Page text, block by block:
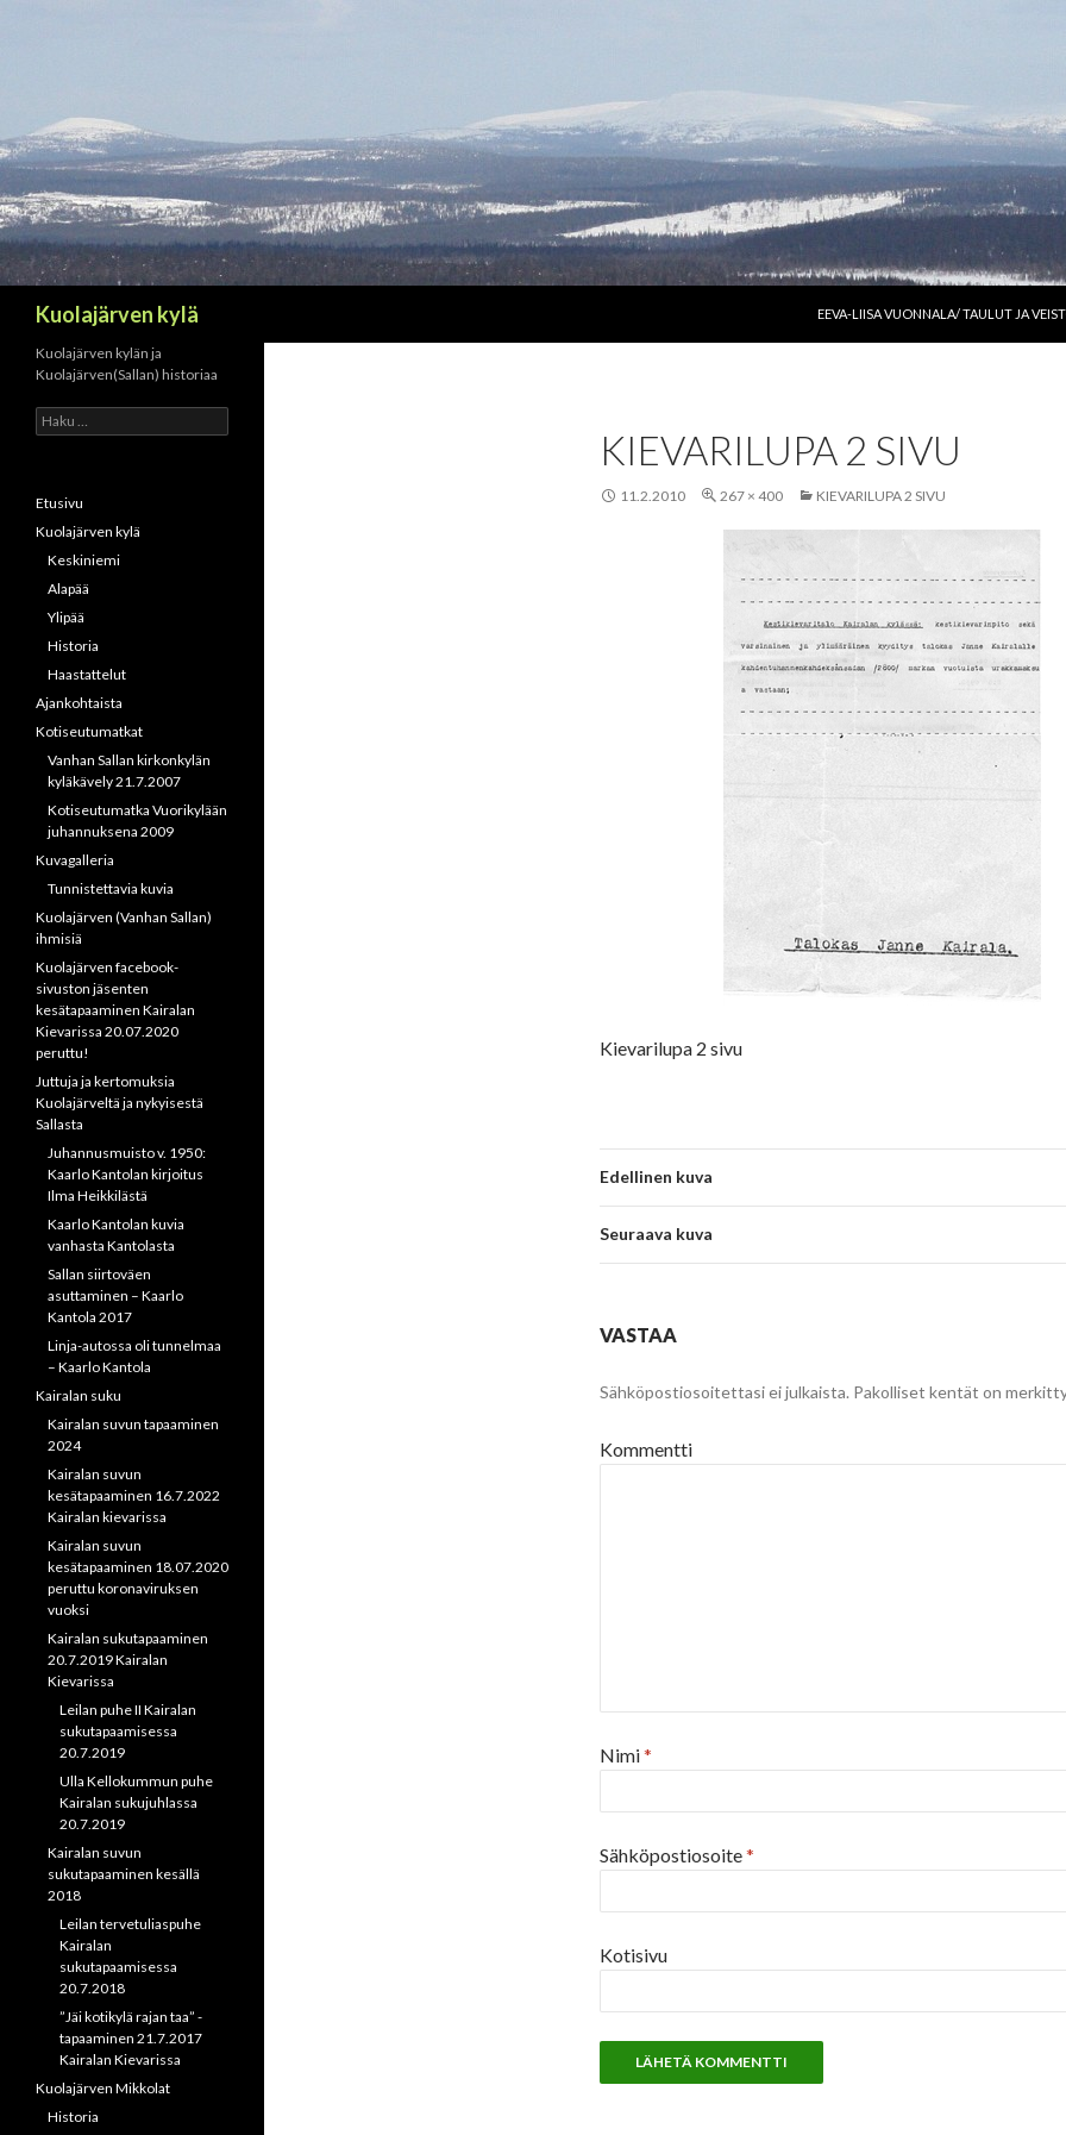
Kuolajärven kylä
EEVA-LIISA VUONNALA/ TAULUT JA
KIEVARILUPA 2 SIVU
11.2.2010 267 × 400 KIEVARILUPA 2 SIVU
Kievarilupa 2 sivu
Edellinen kuva
Seuraava kuva
VASTAA
Sähköpostiosoitettasi ei julkaista. Pakolliset kentät on
Kommentti
Nimi*
Sähköpostiosoite*
Kotisivu
Kuolajärven kylän ja
Kuolajärven(Sallan) historiaa
H
a
:Etusivu
Kuolajärven kylä
Keskiniemi
Alapää
Ylipää
Historia
Haastattelut
Ajankohtaista
Kotiseutumatkat
Vanhan Sallan kirkonkylän
kyläkävely 21.7.2007
Kotiseutumatka Vuorikylään
juhannuksena 2009
Kuvagalleria
Tunnistettavia kuvia
Kuolajärven (Vanhan Sallan)
ihmisiä
Kuolajärven facebook-
sivuston jäsenten
kesätapaaminen Kairalan
Kievarissa 20.07.2020
peruttu!
Juttuja ja kertomuksia
Kuolajärveltä ja nykyisestä
Sallasta
Juhannusmuisto v. 1950:
Kaarlo Kantolan kirjoitus
Ilma Heikkilästä
Kaarlo Kantolan kuvia
vanhasta Kantolasta
Sallan siirtoväen
asuttaminen – Kaarlo
Kantola 2017
Linja-autossa oli tunnelmaa
– Kaarlo Kantola
Kairalan suku
Kairalan suvun tapaaminen
2024
Kairalan suvun
kesätapaaminen 16.7.2022
Kairalan kievarissa
Kairalan suvun
kesätapaaminen 18.07.2020
peruttu koronaviruksen
vuoksi
Kairalan sukutapaaminen
20.7.2019 Kairalan
Kievarissa
Leilan puhe II Kairalan
sukutapaamisessa
20.7.2019
Ulla Kellokummun puhe
Kairalan sukujuhlassa
20.7.2019
Kairalan suvun
sukutapaaminen kesällä
2018
Leilan tervetuliaspuhe
Kairalan
sukutapaamisessa
20.7.2018
”Jäi kotikylä rajan taa” -
tapaaminen 21.7.2017
Kairalan Kievarissa
Kuolajärven Mikkolat
Historia